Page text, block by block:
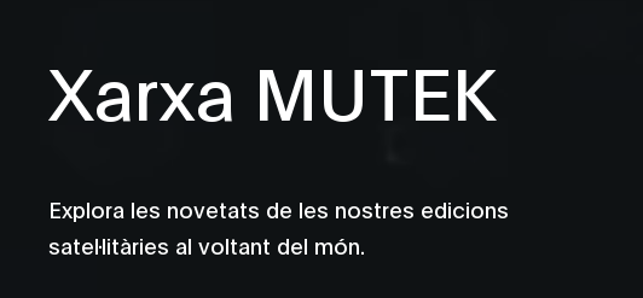
Xarxa MUTEK
Explora les novetats de les nostres edicions
satel·litàries al voltant del món.